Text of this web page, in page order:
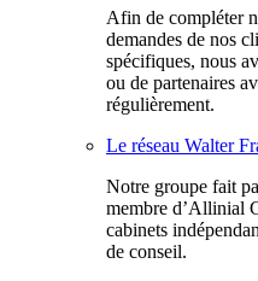
Afin de compléter
demandes de nos
spécifiques, nous
ou de partenaires
régulièrement.
Le réseau Walter
Notr​e groupe fait
membre d’Allinial
cabinets
de conseil.